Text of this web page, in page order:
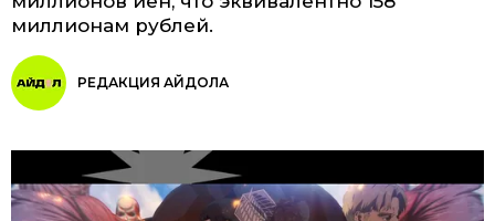
миллионам рублей.
РЕДАКЦИЯ АЙДОЛА